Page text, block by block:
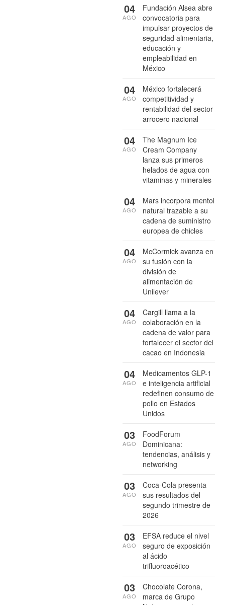
Fundación Alsea abre
convocatoria para
impulsar proyectos de
seguridad alimentaria,
educación y
empleabilidad en
México
04
AGO
México fortalecerá
competitividad y
rentabilidad del sector
arrocero nacional
04
AGO
The Magnum Ice
Cream Company
lanza sus primeros
helados de agua con
vitaminas y minerales
04
AGO
Mars incorpora mentol
natural trazable a su
cadena de suministro
europea de chicles
04
AGO
McCormick avanza en
su fusión con la
división de
alimentación de
Unilever
04
AGO
Cargill llama a la
colaboración en la
cadena de valor para
fortalecer el sector del
cacao en Indonesia
04
AGO
Medicamentos GLP-1
e inteligencia artificial
redefinen consumo de
pollo en Estados
Unidos
04
AGO
FoodForum
Dominicana:
tendencias, análisis y
networking
03
AGO
Coca-Cola presenta
sus resultados del
segundo trimestre de
2026
03
AGO
EFSA reduce el nivel
seguro de exposición
al ácido
trifluoroacético
03
AGO
Chocolate Corona,
marca de Grupo
03
AGO